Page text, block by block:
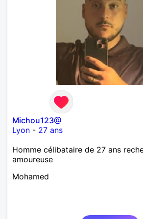
Michou123@
Lyon - 27 ans
Homme célibataire de 27 ans
amoureuse
Mohamed